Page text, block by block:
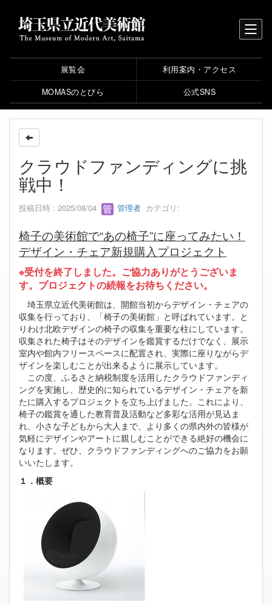
展覧会 利用案内・アクセス
MOMASのとびら 公式SNS
クラウドファンディングに挑
戦中！
投稿日時 : 2025/08/04 管理者 カテゴリ:
椅子の美術館で“あの椅子”に座ってみたい！
デザイン・チェア新規購入プロジェクト
※受付を終了しました。ご協力ありがとうございま
す。プロジェクトの続報をお待ちください。
埼玉県立近代美術館は、開館当初からデザイン・チェアの
収集を行っており、「椅子の美術館」と呼ばれています。と
りわけ北欧デザインの椅子の収集を重要な柱にしています。
収集された椅子はそのデザインを鑑賞するだけでなく、展示
室内や館内フリースペースに配置され、実際に座りながらデ
ザインを楽しむことが出来るように展示しています。
この度、ふるさと納税制度を活用したクラウドファンディ
ングを実施し、歴史的に知られているデザイン・チェアを新
たに購入するプロジェクトを立ち上げました。これにより、
椅子の鑑賞を通した教育普及活動など多彩な活用が見込ま
れ、小さな子どもから大人まで、より多くの県内外の皆様が
気軽にデザインやアートに親しむことができる絶好の機会に
なります。ぜひ、クラウドファンディングへのご協力をお願
いいたします。
１．概要